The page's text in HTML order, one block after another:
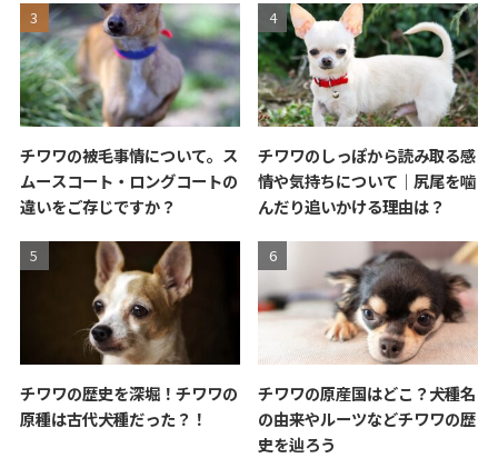
チワワの被毛事情について。ス
ムースコート・ロングコートの
違いをご存じですか？
チワワのしっぽから読み取る感
情や気持ちについて｜尻尾を噛
んだり追いかける理由は？
チワワの歴史を深堀！チワワの
原種は古代犬種だった？！
チワワの原産国はどこ？犬種名
の由来やルーツなどチワワの歴
史を辿ろう